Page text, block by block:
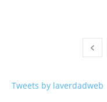
Tweets by laverdadweb